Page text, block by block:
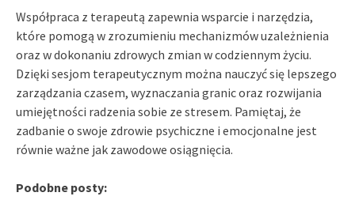
Współpraca z terapeutą zapewnia wsparcie i narzędzia,
które pomogą w zrozumieniu mechanizmów uzależnienia
oraz w dokonaniu zdrowych zmian w codziennym życiu.
Dzięki sesjom terapeutycznym można nauczyć się lepszego
zarządzania czasem, wyznaczania granic oraz rozwijania
umiejętności radzenia sobie ze stresem. Pamiętaj, że
zadbanie o swoje zdrowie psychiczne i emocjonalne jest
równie ważne jak zawodowe osiągnięcia.
Podobne posty: